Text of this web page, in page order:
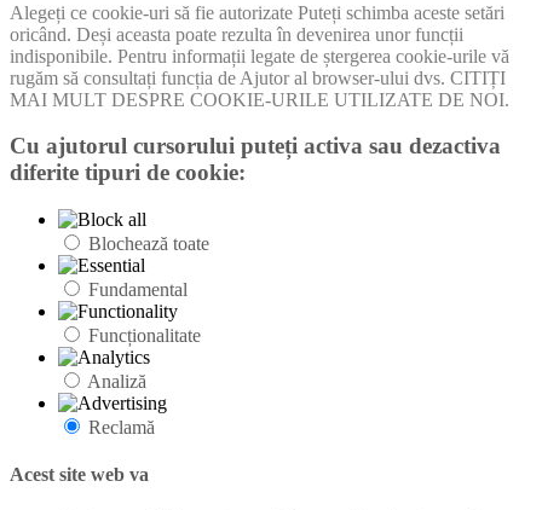
Alegeți ce cookie-uri să fie autorizate Puteți schimba aceste setări
oricând. Deși aceasta poate rezulta în devenirea unor funcții
indisponibile. Pentru informații legate de ștergerea cookie-urile vă
rugăm să consultați funcția de Ajutor al browser-ului dvs. CITIȚI
MAI MULT DESPRE COOKIE-URILE UTILIZATE DE NOI.
Cu ajutorul cursorului puteți activa sau dezactiva
diferite tipuri de cookie:
Blochează toate
Fundamental
Funcționalitate
Analiză
Reclamă
Acest site web va